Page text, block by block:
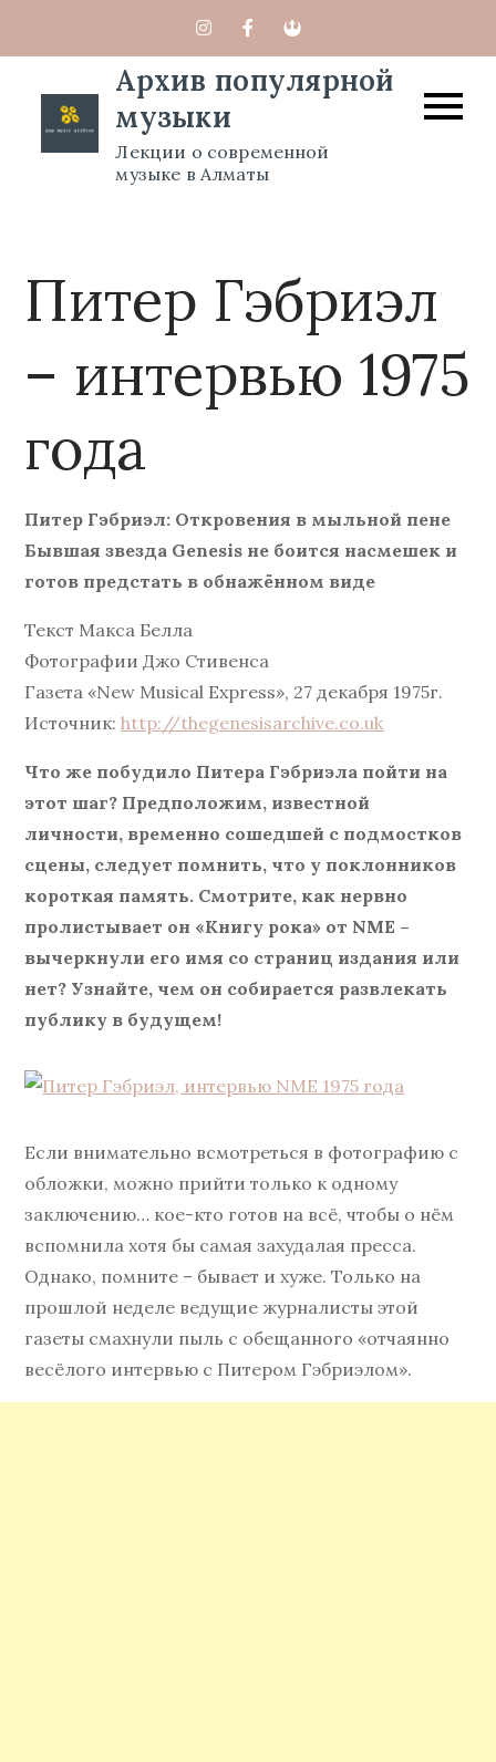
содержимомуАрхив популярной
музыки
Лекции о современной
музыке в Алматы
Питер Гэбриэл
– интервью 1975
года
Питер Гэбриэл: Откровения в мыльной пене
Бывшая звезда Genesis не боится насмешек и
готов предстать в обнажённом виде
Текст Макса Белла
Фотографии Джо Стивенса
Газета «New Musical Express», 27 декабря 1975г.
Источник:http://thegenesisarchive.co.uk
Что же побудило Питера Гэбриэла пойти на
этот шаг? Предположим, известной
личности, временно сошедшей с подмостков
сцены, следует помнить, что у поклонников
короткая память. Смотрите, как нервно
пролистывает он «Книгу рока» от NME –
вычеркнули его имя со страниц издания или
нет? Узнайте, чем он собирается развлекать
публику в будущем!
Если внимательно всмотреться в фотографию с
обложки, можно прийти только к одному
заключению… кое-кто готов на всё, чтобы о нём
вспомнила хотя бы самая захудалая пресса.
Однако, помните – бывает и хуже. Только на
прошлой неделе ведущие журналисты этой
газеты смахнули пыль с обещанного «отчаянно
весёлого интервью с Питером Гэбриэлом».